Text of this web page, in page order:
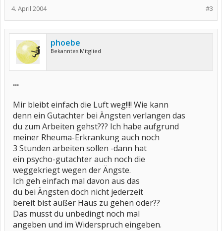
denn der kennt sich aus.
Wie sieht es aus mit einem Schwerbehindertenausweis, hast Du
einen und wie hoch ist der GDB und hast Du ein Merkzeichen?
Wenn nicht beantrage doch einen, gut für den Rentenantrag!
mfg
Heidemarie
#3
4. April 2004
phoebe
Bekanntes Mitglied
...
Mir bleibt einfach die Luft weg!!!! Wie kann
denn ein Gutachter bei Ängsten verlangen das
du zum Arbeiten gehst??? Ich habe aufgrund
meiner Rheuma-Erkrankung auch noch
3 Stunden arbeiten sollen -dann hat
ein psycho-gutachter auch noch die
weggekriegt wegen der Ängste.
Ich geh einfach mal davon aus das
du bei Ängsten doch nicht jederzeit
bereit bist außer Haus zu gehen oder??
Das musst du unbedingt noch mal
angeben und im Widerspruch eingeben.